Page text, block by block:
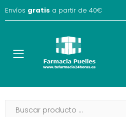
Envíos gratis a partir de 40€
Toggle